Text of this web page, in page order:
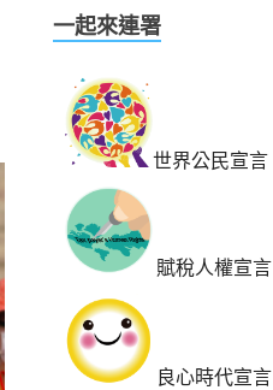
一起來連署
世界公民宣言
賦稅人權宣言
良心時代宣言